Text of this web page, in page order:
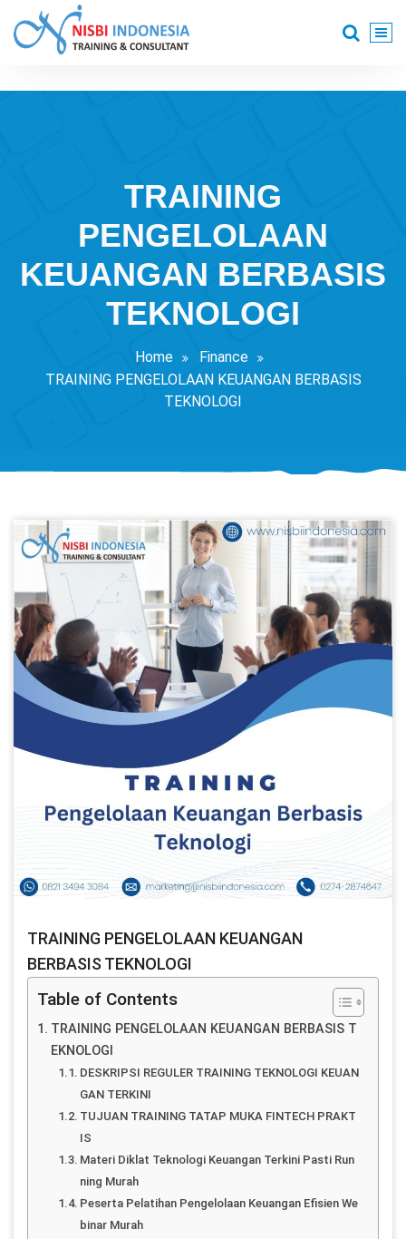
content
TRAINING
PENGELOLAAN
KEUANGAN BERBASIS
TEKNOLOGI
Home
Finance
TRAINING PENGELOLAAN KEUANGAN BERBASIS
TEKNOLOGI
TRAINING PENGELOLAAN KEUANGAN
BERBASIS TEKNOLOGI
Table of Contents
TRAINING PENGELOLAAN KEUANGAN BERBASIS T
EKNOLOGI
DESKRIPSI REGULER TRAINING TEKNOLOGI KEUAN
GAN TERKINI
TUJUAN TRAINING TATAP MUKA FINTECH PRAKT
IS
Materi Diklat Teknologi Keuangan Terkini Pasti Run
ning Murah
Peserta Pelatihan Pengelolaan Keuangan Efisien We
binar Murah